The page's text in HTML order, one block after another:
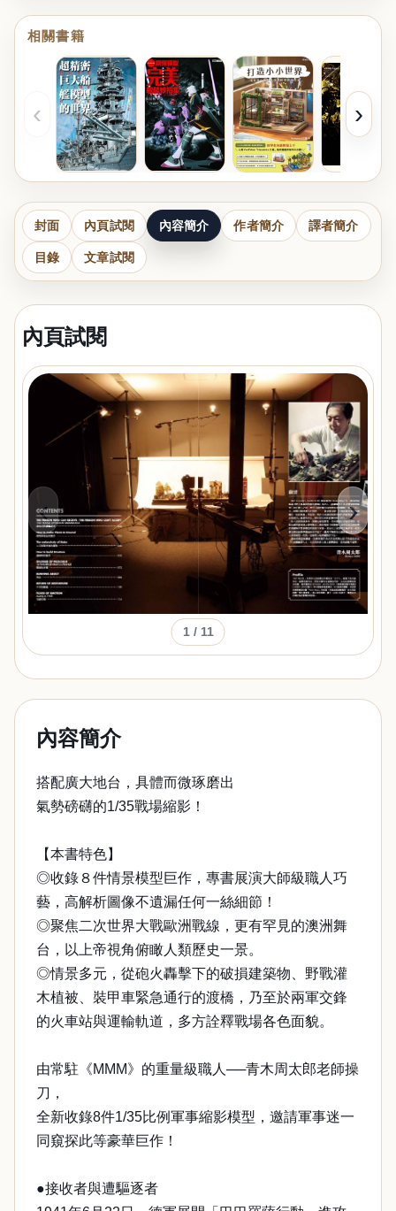
相關書籍
‹ ›
封面 內頁試閱 內容簡介 作者簡介 譯者簡介
目錄 文章試閱
內頁試閱
‹ ›
1/ 11
內容簡介
搭配廣大地台，具體而微琢磨出
氣勢磅礴的1/35戰場縮影！
【本書特色】
◎收錄８件情景模型巨作，專書展演大師級職人巧
藝，高解析圖像不遺漏任何一絲細節！
◎聚焦二次世界大戰歐洲戰線，更有罕見的澳洲舞
台，以上帝視角俯瞰人類歷史一景。
◎情景多元，從砲火轟擊下的破損建築物、野戰灌
木植被、裝甲車緊急通行的渡橋，乃至於兩軍交鋒
的火車站與運輸軌道，多方詮釋戰場各色面貌。
由常駐《MMM》的重量級職人──青木周太郎老師操
刀，
全新收錄8件1/35比例軍事縮影模型，邀請軍事迷一
同窺探此等豪華巨作！
●接收者與遭驅逐者